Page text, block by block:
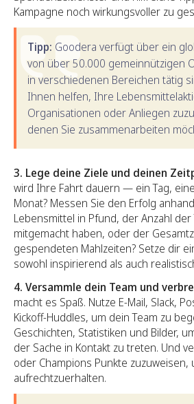
Kampagne noch wirkungsvoller zu
Tipp: Goodera verfügt über ein
von über 50.000 gemeinnützigen
in verschiedenen Bereichen tätig
Ihnen helfen, Ihre
Organisationen oder Anliegen
denen Sie zusammenarbeiten
3. Lege deine Ziele und deinen
wird Ihre Fahrt dauern — ein Tag,
Monat? Messen Sie den Erfolg
Lebensmittel in Pfund, der Anzahl
mitgemacht haben, oder der
gespendeten Mahlzeiten? Setze dir
sowohl inspirierend als auch
4. Versammle dein Team und
macht es Spaß. Nutze E-Mail, Slack,
Kickoff-Huddles, um dein Team zu
Geschichten, Statistiken und Bilder,
der Sache in Kontakt zu treten. Und
oder Champions Punkte zuzuweisen,
aufrechtzuerhalten.